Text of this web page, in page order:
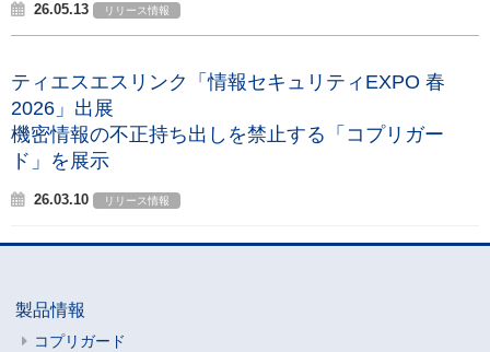
26.05.13 リリース情報
ティエスエスリンク「情報セキュリティEXPO 春
2026」出展
機密情報の不正持ち出しを禁止する「コプリガー
ド」を展示
26.03.10 リリース情報
製品情報
コプリガード